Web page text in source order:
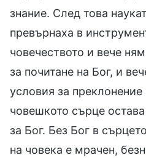
знание. След това
превърнаха в
човечеството и вече
за почитане на Бог, и
условия за преклонение
човешкото сърце
за Бог. Без Бог в
на човека е мрачен,